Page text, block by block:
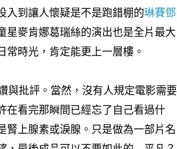
入到讓人懷疑是不是跑錯棚的琳賽鄧
星麥肯娜葛瑞絲的演出也是全片最大
常時光，肯定能更上一層樓。
與批評。當然，沒有人規定電影需要
在看完那瞬間已經忘了自己看過什
上腺素或淚腺。只是做為一部片名